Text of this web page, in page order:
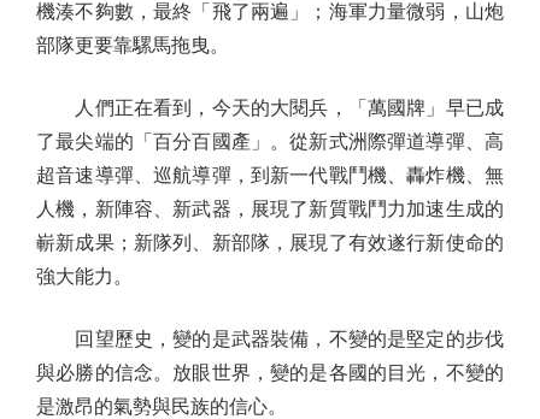
機湊不夠數，最終「飛了兩遍」；海軍力量微弱，山炮
部隊更要靠騾馬拖曳。
人們正在看到，今天的大閱兵，「萬國牌」早已成
了最尖端的「百分百國產」。從新式洲際彈道導彈、高
超音速導彈、巡航導彈，到新一代戰鬥機、轟炸機、無
人機，新陣容、新武器，展現了新質戰鬥力加速生成的
嶄新成果；新隊列、新部隊，展現了有效遂行新使命的
強大能力。
回望歷史，變的是武器裝備，不變的是堅定的步伐
與必勝的信念。放眼世界，變的是各國的目光，不變的
是激昂的氣勢與民族的信心。